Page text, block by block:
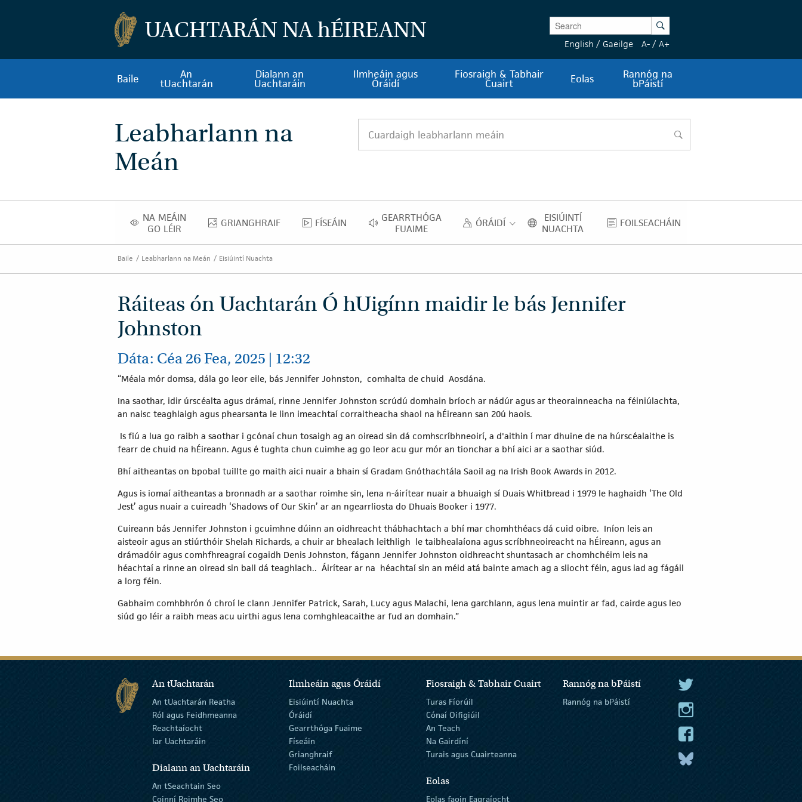
UACHTARÁN NAhÉIREANN Enter Keywords Search
English / Gaeilge A- / A+
Baile An
tUachtarán
Dialann an
Uachtaráin
Ilmheáin agus
Óráidí
Fiosraigh & Tabhair
Cuairt Eolas Rannóg na
bPáistí
Leabharlann na
Meán
cuardach
NA MEÁIN GO LÉIR
NA MEÁIN
GO LÉIR
GRIANGHRAIF
GRIANGHRAIF FÍSEÁIN
FÍSEÁIN GEARRTHÓGA FUAIME
GEARRTHÓGA
FUAIME
ÓRAID
ÓRÁIDÍ EISIÚINTÍ NUACHTA
EISIÚINTÍ
NUACHTA
FOILSEACHÁIN
FOILSEACHÁIN
Baile Leabharlann na Meán Eisiúintí Nuachta
Ráiteas ón Uachtarán Ó hUigínn maidir le bás Jennifer
Johnston
Dáta: Céa 26 Fea, 2025 | 12:32
“Méala mór domsa, dála go leor eile, bás Jennifer Johnston, comhalta de chuid Aosdána.
Ina saothar, idir úrscéalta agus drámaí, rinne Jennifer Johnston scrúdú domhain bríoch ar nádúr agus ar theorainneacha na féiniúlachta,
an naisc teaghlaigh agus phearsanta le linn imeachtaí corraitheacha shaol na hÉireann san 20ú haois.
Is fiú a lua go raibh a saothar i gcónaí chun tosaigh ag an oiread sin dá comhscríbhneoirí, a d'aithin í mar dhuine de na húrscéalaithe is
fearr de chuid na hÉireann. Agus é tughta chun cuimhe ag go leor acu gur mór an tionchar a bhí aici ar a saothar siúd.
Bhí aitheantas on bpobal tuillte go maith aici nuair a bhain sí Gradam Gnóthachtála Saoil ag na Irish Book Awards in 2012.
Agus is iomaí aitheantas a bronnadh ar a saothar roimhe sin, lena n-áirítear nuair a bhuaigh sí Duais Whitbread i 1979 le haghaidh ‘The Old
Jest’ agus nuair a cuireadh ‘Shadows of Our Skin’ ar an ngearrliosta do Dhuais Booker i 1977.
Cuireann bás Jennifer Johnston i gcuimhne dúinn an oidhreacht thábhachtach a bhí mar chomhthéacs dá cuid oibre. Iníon leis an
aisteoir agus an stiúrthóir Shelah Richards, a chuir ar bhealach leithligh le taibhealaíona agus scríbhneoireacht na hÉireann, agus an
drámadóir agus comhfhreagraí cogaidh Denis Johnston, fágann Jennifer Johnston oidhreacht shuntasach ar chomhchéim leis na
héachtaí a rinne an oiread sin ball dá teaghlach.. Áirítear ar na héachtaí sin an méid atá bainte amach ag a sliocht féin, agus iad ag fágáil
a lorg féin.
Gabhaim comhbhrón ó chroí le clann Jennifer Patrick, Sarah, Lucy agus Malachi, lena garchlann, agus lena muintir ar fad, cairde agus leo
siúd go léir a raibh meas acu uirthi agus lena comhghleacaithe ar fud an domhain.”
An tUachtarán
An tUachtarán Reatha
Ról agus Feidhmeanna
Reachtaíocht
Iar Uachtaráin
Dialann an Uachtaráin
An tSeachtain Seo
Coinní Roimhe Seo
Ilmheáin agus Óráidí
Eisiúintí Nuachta
Óráidí
Gearrthóga Fuaime
Físeáin
Grianghraif
Foilseacháin
Fiosraigh & Tabhair Cuairt
Turas Fíorúil
Cónaí Oifigiúil
An Teach
Na Gairdíní
Turais agus Cuairteanna
Eolas
Eolas faoin Eagraíocht
Rannóg na bPáistí
Rannóg na bPáistí
An tUachtarán Twitter
An tUachtarán Instagram
An tUachtarán Facebook
An tUachtarán